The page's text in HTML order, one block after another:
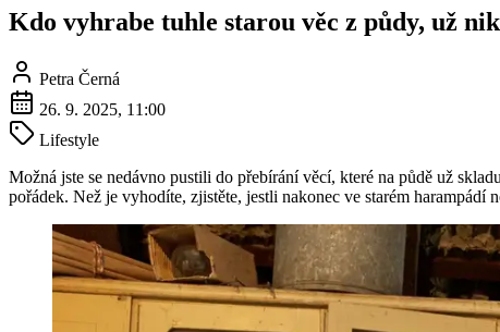
Kdo vyhrabe tuhle starou věc z půdy, už
Petra Černá
26. 9. 2025, 11:00
Lifestyle
Možná jste se nedávno pustili do přebírání věcí, které na půdě už
pořádek. Než je vyhodíte, zjistěte, jestli nakonec ve starém harampádí